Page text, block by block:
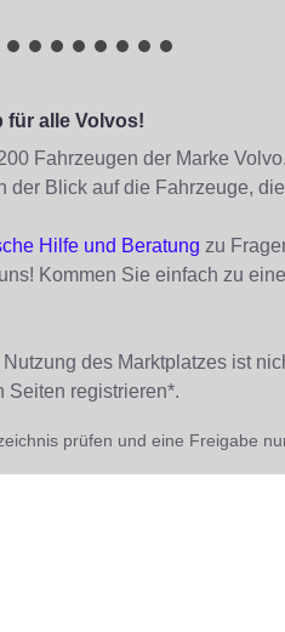
für alle Volvos!
Fahrzeugen der Marke
Blick auf die Fahrzeuge,
Hilfe und Beratung zu
Kommen Sie einfach zu
des Marktplatzes ist
Seiten registrieren*.
prüfen und eine Freigabe